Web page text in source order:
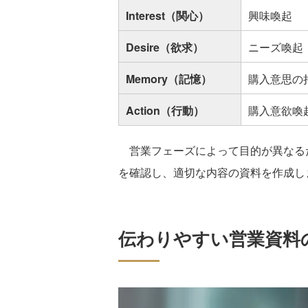
Interest（関心）
興味喚起
Desire（欲求）
ニーズ喚起
Memory（記憶）
購入意思の
Action（行動）
購入意欲喚
営業フェーズによって目的が異な
を確認し、適切な内容の資料を作成
伝わりやすい営業資料